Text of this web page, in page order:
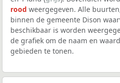
rood weergegeven. Alle
binnen de gemeente Dison
beschikbaar is worden
de grafiek om de naam en
gebieden te tonen.